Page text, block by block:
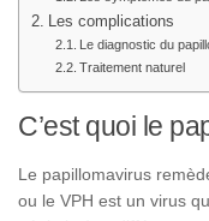
Les complications
Le diagnostic du
Traitement naturel
C’est quoi le
Le papillomavirus
ou le VPH est un virus